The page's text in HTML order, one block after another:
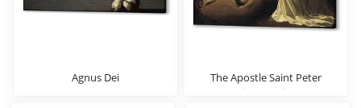
Agnus Dei
The Apostle Saint Peter
appearing to Saint Peter